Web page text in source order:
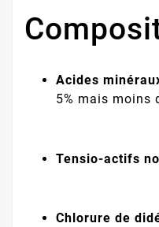
Acides
5% mais moins
Tensio-actifs
Chlorure de